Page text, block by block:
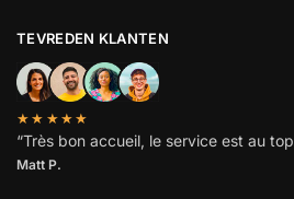
TEVREDEN KLANTEN
★★★★★
“Très bon accueil, le service est au top
Matt P.